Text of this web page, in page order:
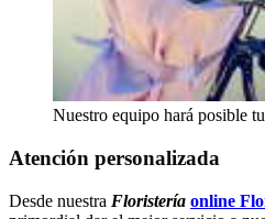
Nuestro equipo hará posible
Atención personalizada
Desde nuestra Floristería online